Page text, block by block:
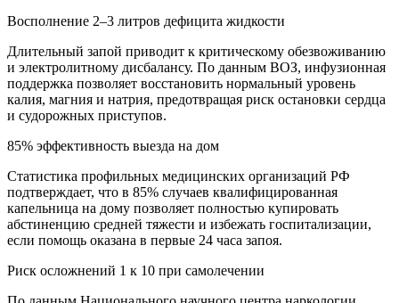
Восполнение 2–3 литров дефицита жидкости
Длительный запой приводит к критическому обезвоживанию
и электролитному дисбалансу. По данным ВОЗ, инфузионная
поддержка позволяет восстановить нормальный уровень
калия, магния и натрия, предотвращая риск остановки сердца
и судорожных приступов.
85% эффективность выезда на дом
Статистика профильных медицинских организаций РФ
подтверждает, что в 85% случаев квалифицированная
капельница на дому позволяет полностью купировать
абстиненцию средней тяжести и избежать госпитализации,
если помощь оказана в первые 24 часа запоя.
Риск осложнений 1 к 10 при самолечении